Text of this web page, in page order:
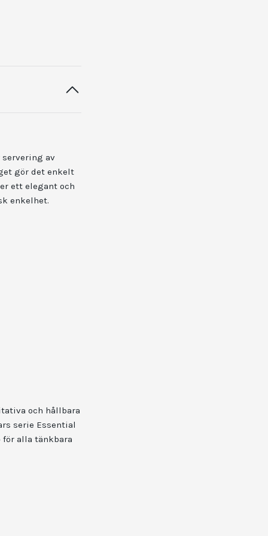
av
gör det enkelt
ett elegant och
enkelhet.
och hållbara
serie Essential
alla tänkbara